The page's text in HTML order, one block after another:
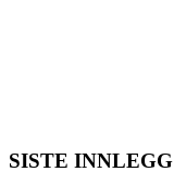
SISTE INNLEGG